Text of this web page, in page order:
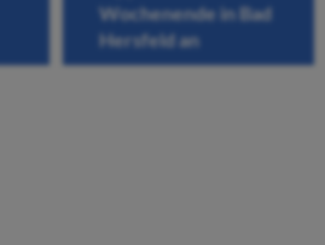
Wochenende in Bad
Hersfeld an